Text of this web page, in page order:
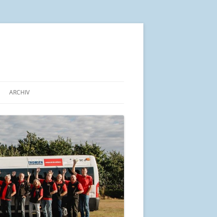
SEINE LAGE
ARCHIV
ARBEITSGEMEINSCHAFT „PRO
BÜRGERBUS SCHLESWIG-
HOLSTEIN“